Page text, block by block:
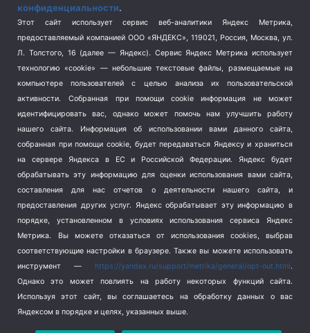
Спорт (740)
Терроризм (1)
Транспорт (262)
Туризм (178)
Флот (76)
Школа и спорт (2)
Экология (8)
Экономика (1172)
Copyright © 2026
конфиденциальности.
Этот сайт использует сервис веб-аналитики Яндекс Метрика,
предоставляемый компанией ООО «ЯНДЕКС», 119021, Россия, Москва, ул.
Л. Толстого, 16 (далее — Яндекс). Сервис Яндекс Метрика использует
технологию «cookie» — небольшие текстовые файлы, размещаемые на
компьютере пользователей с целью анализа их пользовательской
активности.
Собранная при помощи cookie информация не может
идентифицировать вас, однако может помочь нам улучшить работу
нашего сайта. Информация об использовании вами данного сайта,
собранная при помощи cookie, будет передаваться Яндексу и храниться
на сервере Яндекса в ЕС и Российской Федерации. Яндекс будет
обрабатывать эту информацию для оценки использования вами сайта,
составления для нас отчетов о деятельности нашего сайта, и
предоставления других услуг. Яндекс обрабатывает эту информацию в
порядке, установленном в условиях использования сервиса Яндекс
Метрика.
Вы можете отказаться от использования cookies, выбрав
соответствующие настройки в браузере. Также вы можете использовать
инструмент — https://yandex.ru/support/metrika/general/opt-out.html.
Однако это может повлиять на работу некоторых функций сайта.
Используя этот сайт, вы соглашаетесь на обработку данных о вас
Яндексом в порядке и целях, указанных выше.